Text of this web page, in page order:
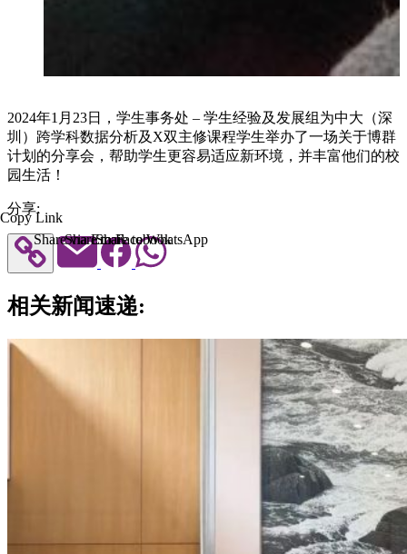
2024年1月23日，学生事务处 – 学生经验及发展组为中大（深
圳）跨学科数据分析及X双主修课程学生举办了一场关于博群
计划的分享会，帮助学生更容易适应新环境，并丰富他们的校
园生活！
分享:
Copy Link
Share via Email
Share to Facebook
Share to WhatsApp
相关新闻速递: